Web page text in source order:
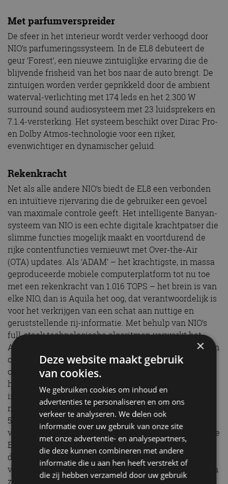
Met parfumverspreider
De sfeer in het interieur wordt verder verhoogd door
NIO’s parfumeringssysteem. In de EL8 debuteert de
geur ‘Forest’, een nieuwe zintuiglijke ervaring die de
blijvende frisheid van het bos naar de auto brengt. De
zintuigen worden verder geprikkeld door de ambient
waterval-verlichting met 174 leds en het 2.300 W
surround sound audiosysteem met 23 luidsprekers en
7.1.4-versterking. Het systeem beschikt over Dirac Pro-
en Dolby Atmos-technologie voor een rijker,
evenwichtiger en dynamischer geluid.
Rekenkracht
Net als alle andere NIO’s biedt de EL8 een verbonden
en intuïtieve rijervaring die de gebruiker een gevoel
van maximale controle geeft. Het intelligente Banyan-
systeem van NIO is een echte digitale krachtpatser die
slimme functies mogelijk maakt en voortdurend de
rijke contentfuncties vernieuwt met Over-the-Air
(OTA) updates. Als ‘ADAM’ – het krachtigste, in massa
geproduceerde mobiele computerplatform tot nu toe
met een rekenkracht van 1.016 TOPS – het brein is van
elke NIO, dan is Aquila het oog, dat verantwoordelijk is
voor het verkrijgen van een schat aan nuttige en
geruststellende rij-informatie. Met behulp van NIO’s
full-stack technologische algoritmen verwerkt het
Aquila-systeem gegevens van 33 camera’s en sensoren
om een compleet beeld te geven van de dynamische
omgeving rondom de auto. De EL8 beschikt ook over
het verst detecterende LiDAR-systeem dat in de auto-
industrie in serieproductie wordt toegepast. De 1.550
nm LiDAR heeft een maximale detectieafstand van
500 meter, wat overeenkomt met de lengte van vijf
voetbalvelden. De 8 MP hoge resolutie-camera’s van de
EL8 ‘kijken’ verder, registreren meer details en
detecteren voertuigen op 680 meter afstand,
voetgangers op 220 meter afstand en verkeersobjecten
zoals kegels op 160 meter afstand.
×
Deze website maakt gebruik
van cookies.
We gebruiken cookies om inhoud en
advertenties te personaliseren en om ons
verkeer te analyseren. We delen ook
informatie over uw gebruik van onze site
met onze advertentie- en analysepartners,
die deze kunnen combineren met andere
informatie die u aan hen heeft verstrekt of
die zij hebben verzameld door uw gebruik